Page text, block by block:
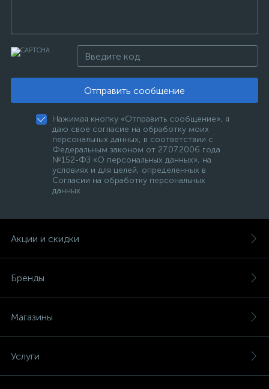
Отправить сообщение
Нажимая кнопку «Отправить сообщение», я
даю свое согласие на обработку моих
персональных данных, в соответствии с
Федеральным законом от 27.07.2006 года
№152-ФЗ «О персональных данных», на
условиях и для целей, определенных в
Согласии на обработку персональных
данных
Акции и скидки
Бренды
Магазины
Услуги